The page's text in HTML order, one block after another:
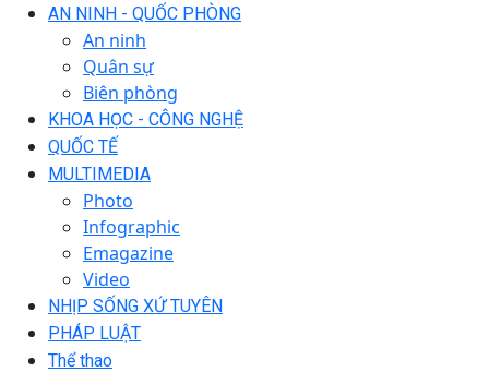
AN NINH - QUỐC PHÒNG
An ninh
Quân sự
Biên phòng
KHOA HỌC - CÔNG NGHỆ
QUỐC TẾ
MULTIMEDIA
Photo
Infographic
Emagazine
Video
NHỊP SỐNG XỨ TUYÊN
PHÁP LUẬT
Thể thao